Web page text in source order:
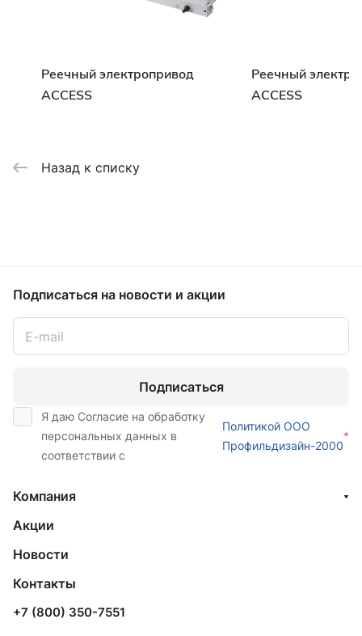
Реечный электропривод
ACCESS
Реечный
ACCESS
Назад к списку
Подписаться на новости и акции
Подписаться
Я даю Согласие на обработку
персональных данных в
соответствии с
Политикой ООО
Профильдизайн-2000
*
Компания
Акции
Новости
Контакты
+7 (800) 350-7551